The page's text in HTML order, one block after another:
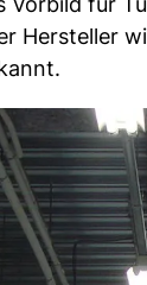
Hersteller